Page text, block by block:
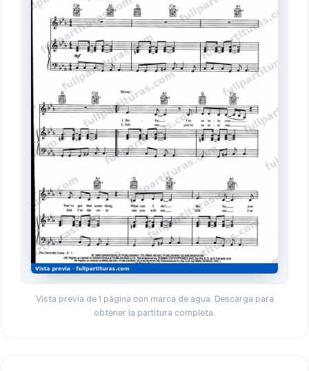
Vista previa de 1 página con marca de agua. Descarga para
obtener la partitura completa.